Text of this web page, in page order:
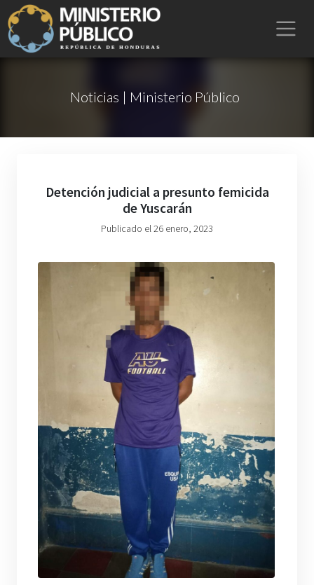
Noticias | Ministerio Público
Detención judicial a presunto femicida
de Yuscarán
Publicado el 26 enero, 2023